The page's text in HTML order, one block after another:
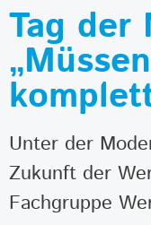
Tag der
Unter der
Zukunft der
Fachgruppe